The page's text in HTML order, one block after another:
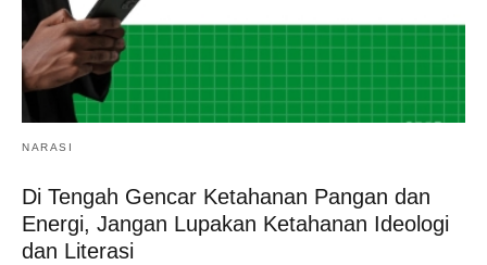
NARASI
Di Tengah Gencar Ketahanan Pangan dan
Energi, Jangan Lupakan Ketahanan Ideologi
dan Literasi